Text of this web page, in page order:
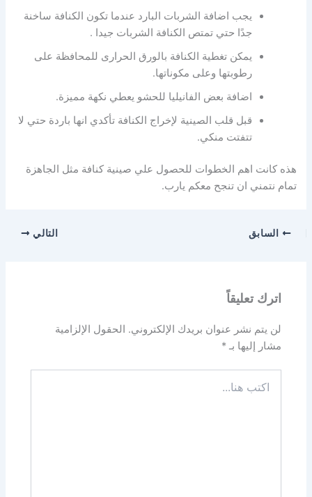
يجب اضافة الشربات البارد عندما تكون الكنافة ساخنة
جدًا حتي تمتص الكنافة الشربات جيدا .
يمكن تغطية الكنافة بالورق الحرارى للمحافظة على
رطوبتها وعلى مكوناتها.
اضافة بعض الفانيليا للحشو يعطي نكهة مميزة.
قبل قلب الصينية لإخراج الكنافة تأكدي انها باردة حتي لا
تتفتت منكي.
هذه كانت اهم الخطوات للحصول علي صينية كنافة مثل الجاهزة
تمام نتمني ان تنجح معكم يارب.
السابق التالي
اترك تعليقاً
لن يتم نشر عنوان بريدك الإلكتروني. الحقول الإلزامية
مشار إليها بـ*
هنا...